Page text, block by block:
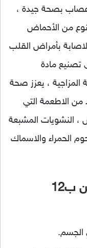
بصحة جيدة ،
نوع من الأحماض
بأمراض القلب
تصنيع مادة
المزاجية ، يعزز صحة
من الاطعمة التي
ومنها البيض ، النشويات المشبعة
الحمراء والاسماك
ب12